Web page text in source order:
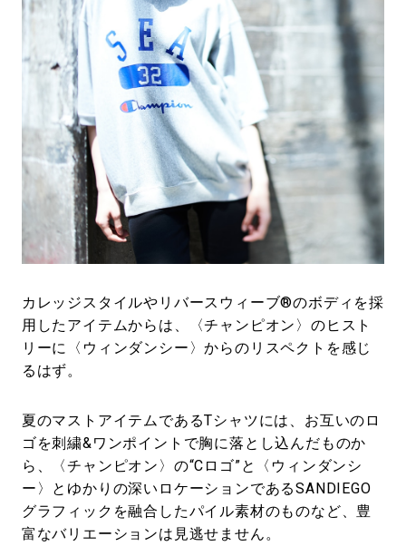
カレッジスタイルやリバースウィーブ®のボディを採
用したアイテムからは、〈チャンピオン〉のヒスト
リーに〈ウィンダンシー〉からのリスペクトを感じ
るはず。
夏のマストアイテムであるTシャツには、お互いのロ
ゴを刺繍&ワンポイントで胸に落とし込んだものか
ら、〈チャンピオン〉の“Cロゴ”と〈ウィンダンシ
ー〉とゆかりの深いロケーションであるSANDIEGO
グラフィックを融合したパイル素材のものなど、豊
富なバリエーションは見逃せません。